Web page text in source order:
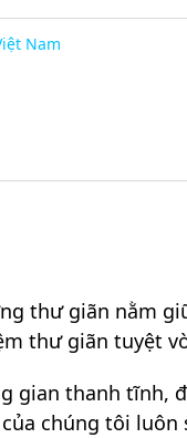
Nam
thư giãn nằm
thư giãn tuyệt
gian thanh
chúng tôi